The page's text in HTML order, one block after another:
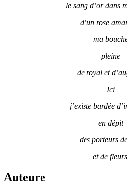
le sang d’or dans
d’un rose
ma
pleine
de royal et
Ici
j’existe bardée
en dépit
des porteurs
et de
Auteure